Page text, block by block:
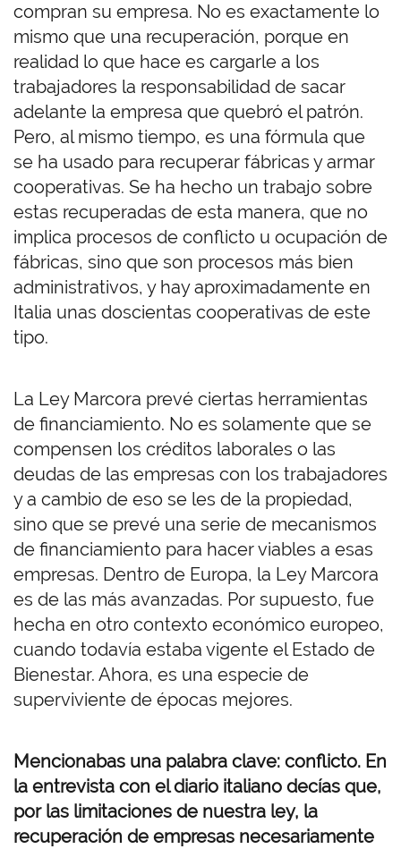
compran su empresa. No es exactamente lo
mismo que una recuperación, porque en
realidad lo que hace es cargarle a los
trabajadores la responsabilidad de sacar
adelante la empresa que quebró el patrón.
Pero, al mismo tiempo, es una fórmula que
se ha usado para recuperar fábricas y armar
cooperativas. Se ha hecho un trabajo sobre
estas recuperadas de esta manera, que no
implica procesos de conflicto u ocupación de
fábricas, sino que son procesos más bien
administrativos, y hay aproximadamente en
Italia unas doscientas cooperativas de este
tipo.
La Ley Marcora prevé ciertas herramientas
de financiamiento. No es solamente que se
compensen los créditos laborales o las
deudas de las empresas con los trabajadores
y a cambio de eso se les de la propiedad,
sino que se prevé una serie de mecanismos
de financiamiento para hacer viables a esas
empresas. Dentro de Europa, la Ley Marcora
es de las más avanzadas. Por supuesto, fue
hecha en otro contexto económico europeo,
cuando todavía estaba vigente el Estado de
Bienestar. Ahora, es una especie de
superviviente de épocas mejores.
Mencionabas una palabra clave: conflicto. En
la entrevista con el diario italiano decías que,
por las limitaciones de nuestra ley, la
recuperación de empresas necesariamente